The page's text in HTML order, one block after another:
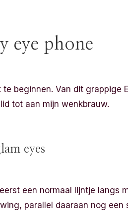
eye phone
beginnen. Van dit grappige
tot aan mijn wenkbrauw.
eyes
een normaal lijntje langs
parallel daaraan nog een